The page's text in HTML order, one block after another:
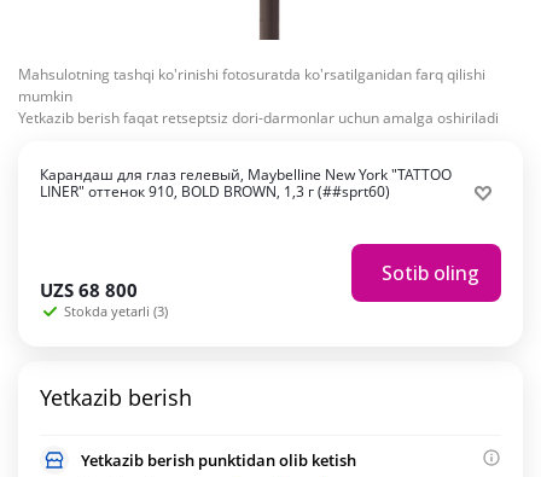
Mahsulotning tashqi ko'rinishi fotosuratda ko'rsatilganidan farq qilishi
mumkin
Yetkazib berish faqat retseptsiz dori-darmonlar uchun amalga oshiriladi
Карандаш для глаз гелевый, Maybelline New York "TATTOO
LINER" оттенок 910, BOLD BROWN, 1,3 г (##sprt60)
UZS 68 800
Stokda yetarli (3)
Sotib oling
Yetkazib berish
Yetkazib berish punktidan olib ketish